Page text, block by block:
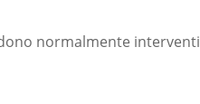
normalmente interventi